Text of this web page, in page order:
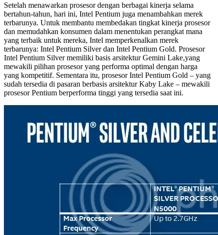
Setelah menawarkan prosesor dengan berbagai kinerja selama
bertahun-tahun, hari ini, Intel Pentium juga menambahkan merek
terbarunya. Untuk membantu membedakan tingkat kinerja prosesor
dan memudahkan konsumen dalam menentukan perangkat mana
yang terbaik untuk mereka, Intel memperkenalkan merek
terbarunya: Intel Pentium Silver dan Intel Pentium Gold. Prosesor
Intel Pentium Silver memiliki basis arsitektur Gemini Lake,yang
mewakili pilihan prosesor yang performa optimal dengan harga
yang kompetitif. Sementara itu, prosesor Intel Pentium Gold – yang
sudah tersedia di pasaran berbasis arsitektur Kaby Lake – mewakili
prosesor Pentium berperforma tinggi yang tersedia saat ini.